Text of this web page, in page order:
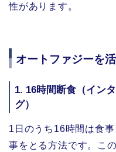
性があります。
オートファジーを
1. 16時間断食（イン
グ）
1日のうち16時間は食
事をとる方法です。こ